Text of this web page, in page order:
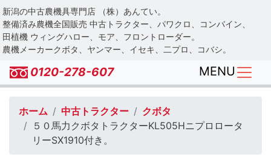
Skip
to
main
content
新潟の中古農機具専門店 （株）あんてい。
整備済み農機全国販売 中古トラクター、パワクロ、コンバイン、
田植機 ウィングハロー、モア、フロントローダー。
農機メーカークボタ、ヤンマー、イセキ、二プロ、コバシ。
0120-278-607 MENU
ホーム 中古トラクター
クボタ
５０馬力クボタトラクターKL505Hニプロロータ
リーSX1910付き。